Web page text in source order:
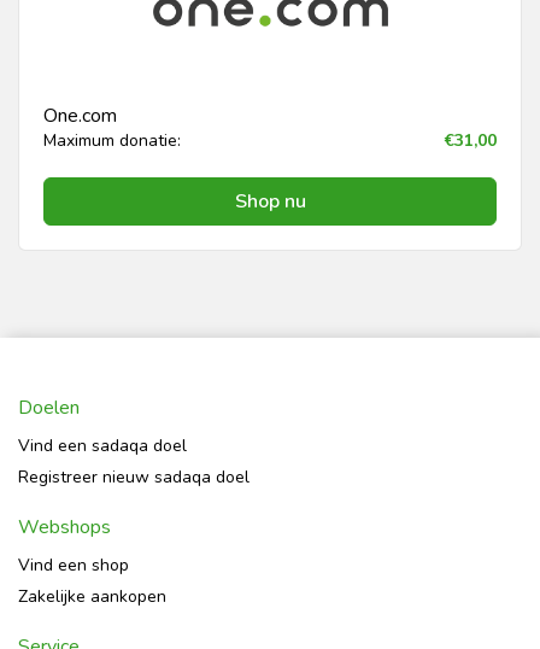
One.com
Maximum donatie: €31,00
Shop nu
Doelen
Vind een sadaqa doel
Registreer nieuw sadaqa doel
Webshops
Vind een shop
Zakelijke aankopen